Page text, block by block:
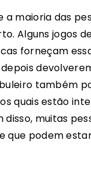
a maioria das
Alguns jogos
forneçam
também
quais estão
muitas
que podem